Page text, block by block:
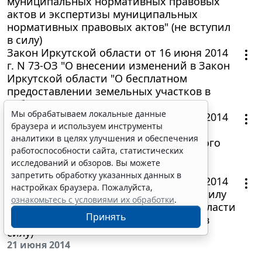
актов и экспертизы муниципальных
нормативных правовых актов" (не вступил
в силу)
Закон Иркутской области от 16 июня 2014
г. N 73-ОЗ "О внесении изменений в Закон
Иркутской области "О бесплатном
предоставлении земельных участков в
собственность граждан"
Закон Иркутской области от 11 июня 2014
г. N 70-ОЗ "Об исполнении бюджета
Территориального фонда обязательного
медицинского страхования граждан
Иркутской области за 2013 год"
Закон Иркутской области от 20 июня 2014
г. N 74-ОЗ "О признании утратившей силу
части 1 статьи 3 Закона Иркутской области
"О транспортном налоге" (не вступил в
силу)
21 июня 2014
Мы обрабатываем локальные данные
браузера и используем инструменты
аналитики в целях улучшения и обеспечения
работоспособности сайта, статистических
исследований и обзоров. Вы можете
запретить обработку указанных данных в
настройках браузера. Пожалуйста,
ознакомьтесь с условиями их обработки.
Принять